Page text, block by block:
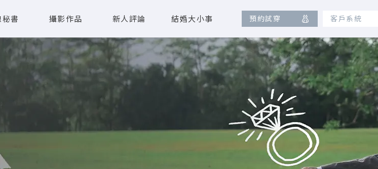
書 攝影作品 新人評論 結婚大小事 預約試穿 客戶系統